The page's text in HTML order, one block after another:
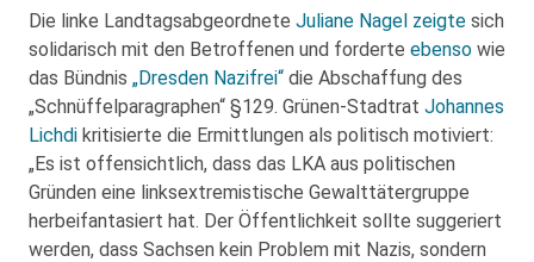
Die linke Landtagsabgeordnete Juliane Nagel zeigte sich
solidarisch mit den Betroffenen und forderte ebenso wie
das Bündnis „Dresden Nazifrei“ die Abschaffung des
„Schnüffelparagraphen“ §129. Grünen-Stadtrat Johannes
Lichdi kritisierte die Ermittlungen als politisch motiviert:
„Es ist offensichtlich, dass das LKA aus politischen
Gründen eine linksextremistische Gewalttätergruppe
herbeifantasiert hat. Der Öffentlichkeit sollte suggeriert
werden, dass Sachsen kein Problem mit Nazis, sondern